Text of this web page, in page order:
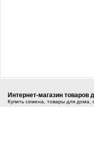
Интернет-магазин
Купить семена, товары для дома,